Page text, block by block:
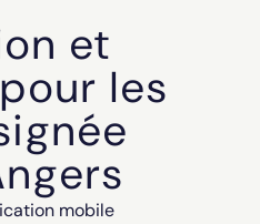
et
les
mobile